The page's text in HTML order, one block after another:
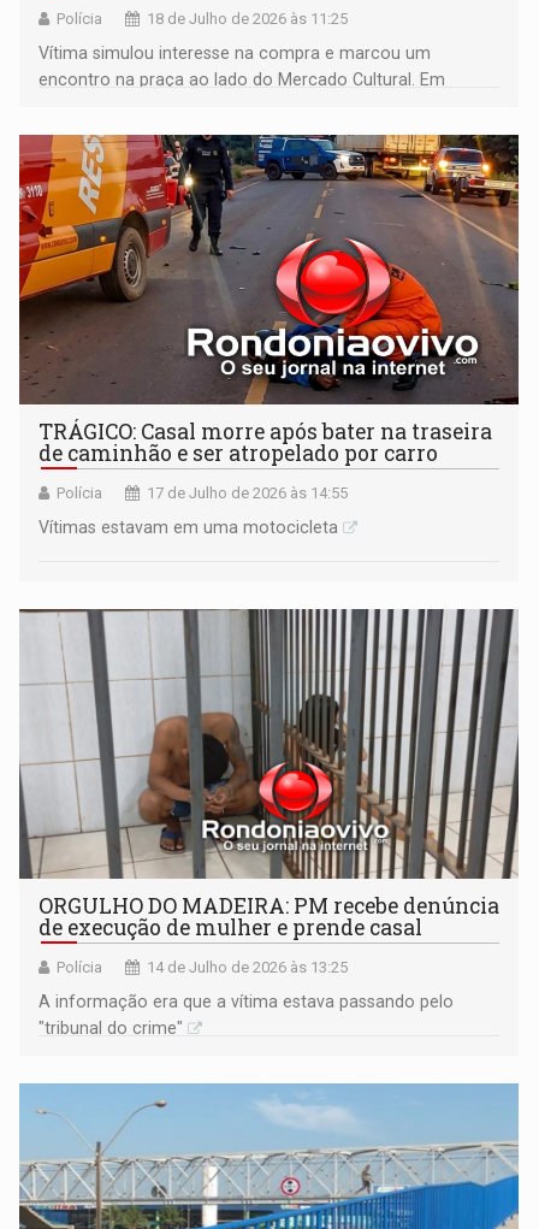
Polícia 18 de Julho de 2026 às 11:25
Vítima simulou interesse na compra e marcou um
encontro na praça ao lado do Mercado Cultural. Em
TRÁGICO: Casal morre após bater na traseira
de caminhão e ser atropelado por carro
Polícia 17 de Julho de 2026 às 14:55
Vítimas estavam em uma motocicleta
ORGULHO DO MADEIRA: PM recebe denúncia
de execução de mulher e prende casal
Polícia 14 de Julho de 2026 às 13:25
A informação era que a vítima estava passando pelo
"tribunal do crime"